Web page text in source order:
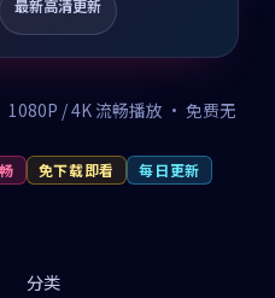
最新高清更新
/ 4K 流畅播放 · 免费无
免下载即看 每日更新
分类